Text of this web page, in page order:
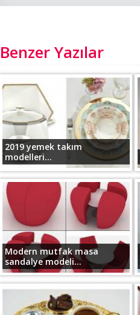
Benzer Yazılar
2019 yemek takım
modelleri...
Modern mutfak masa
sandalye modeli...